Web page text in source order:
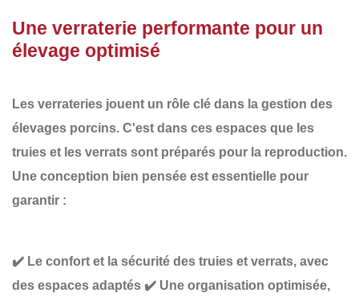
Une verraterie performante pour un
élevage optimisé
Les verrateries jouent un rôle clé dans la gestion des
élevages porcins. C'est dans ces espaces que les
truies et les verrats sont préparés pour la reproduction.
Une conception bien pensée est essentielle pour
garantir :
✔️ Le confort et la sécurité des truies et verrats, avec
des espaces adaptés ✔️ Une organisation optimisée,